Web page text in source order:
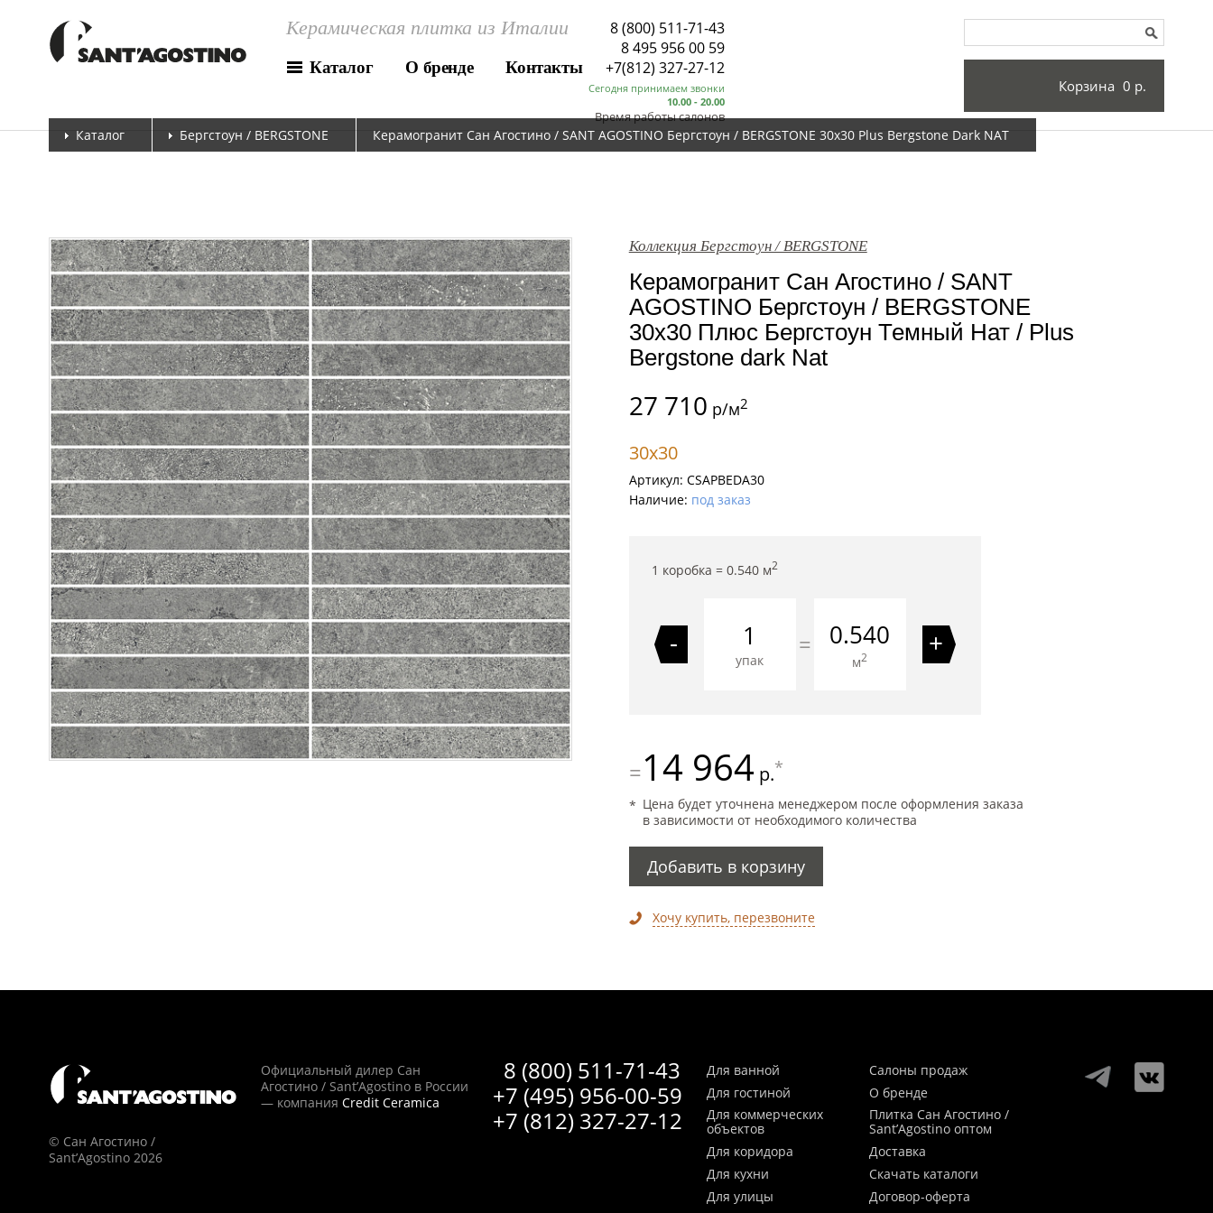
Керамическая плитка из Италии
Каталог О бренде Контакты
8 (800) 511-71-43
8 495 956 00 59
Сегодня принимаем звонки
10.00 - 20.00
Время работы салонов
+7(812) 327-27-12
Корзина 0 р.
Каталог Бергстоун / BERGSTONE Керамогранит Сан Агостино / SANT AGOSTINO Бергстоун / BERGSTONE 30x30 Plus Bergstone Dark NAT
Коллекция Бергстоун / BERGSTONE
Керамогранит Сан Агостино / SANT
AGOSTINO Бергстоун / BERGSTONE
30x30 Плюс Бергстоун Темный Нат / Plus
Bergstone dark Nat
27 710 р/м2
30x30
Артикул: CSAPBEDA30
Наличие: под заказ
1 коробка = 0.540м2
-
упак
= 0.540
м2 +
=14 964 р.*
Цена будет уточнена менеджером после оформления заказа
в зависимости от необходимого количества
Добавить в корзину
Хочу купить, перезвоните
© Сан Агостино /
Sant’Agostino 2026
8 (800) 511-71-43
+7 (495) 956-00-59
+7 (812) 327-27-12
Официальный дилер Сан
Агостино / Sant’Agostino в России
— компания Credit Ceramica
Для ванной
Для гостиной
Для коммерческих
объектов
Для коридора
Для кухни
Для улицы
Салоны продаж
О бренде
Плитка Сан Агостино /
Sant’Agostino оптом
Доставка
Скачать каталоги
Договор-оферта